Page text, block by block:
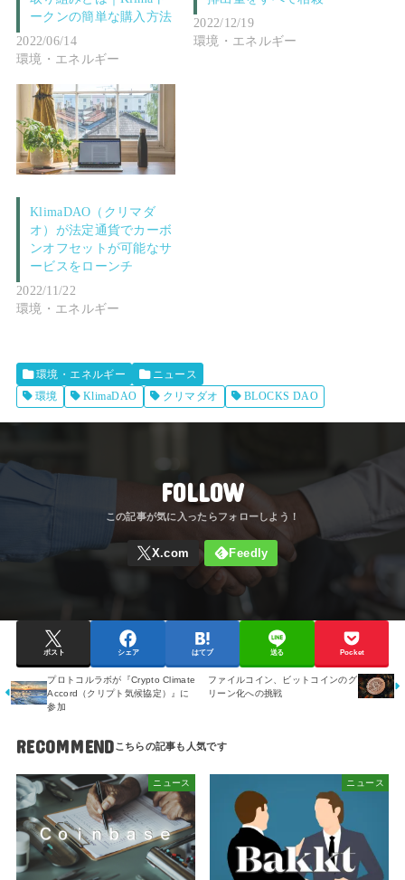
ークンの簡単な購入方法
2022/06/14
環境・エネルギー
2022/12/19
環境・エネルギー
KlimaDAO（クリマダ
オ）が法定通貨でカーボ
ンオフセットが可能なサ
ービスをローンチ
2022/11/22
環境・エネルギー
環境・エネルギー
ニュース
環境
KlimaDAO クリマダオ BLOCKS DAO
FOLLOW
ポスト シェア はてブ 送る Pocket
プロトコルラボが『Crypto Climate
Accord（クリプト気候協定）』に
参加
ファイルコイン、ビットコインのグ
リーン化への挑戦
RECOMMEND
ニュース ニュース